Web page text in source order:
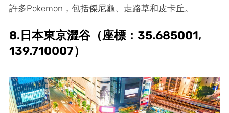
許多Pokemon，包括傑尼龜、走路草和皮卡丘。
8.日本東京澀谷（座標：35.685001,
139.710007）